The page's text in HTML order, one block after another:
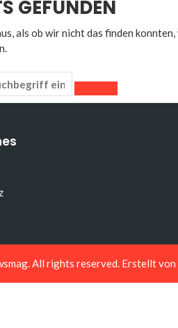
GEFUNDEN
als ob wir nicht das finden
. All rights reserved. Erstellt von